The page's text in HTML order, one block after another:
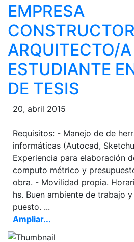
EMPRESA
ARQUITECTO/A
ESTUDIANTE
DE TESIS
20, abril 2015
Requisitos: - Manejo de de
informáticas (Autocad,
Experiencia para elaboración
computo métrico y
obra. - Movilidad propia.
hs. Buen ambiente de trabajo
puesto. ...
Ampliar...